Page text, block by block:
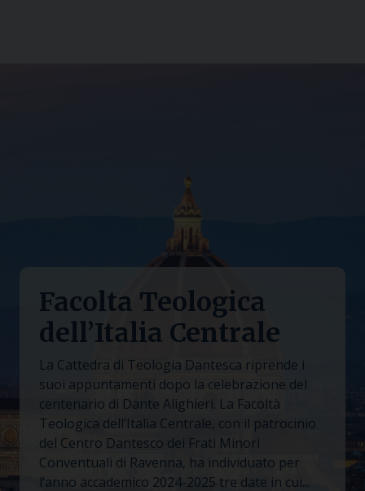
Facolta Teologica
dell’Italia Centrale
La Cattedra di Teologia Dantesca riprende i
suoi appuntamenti dopo la celebrazione del
centenario di Dante Alighieri. La Facoltà
Teologica dell’Italia Centrale, con il patrocinio
del Centro Dantesco dei Frati Minori
Conventuali di Ravenna, ha individuato per
l’anno accademico 2024-2025 tre date in cui...